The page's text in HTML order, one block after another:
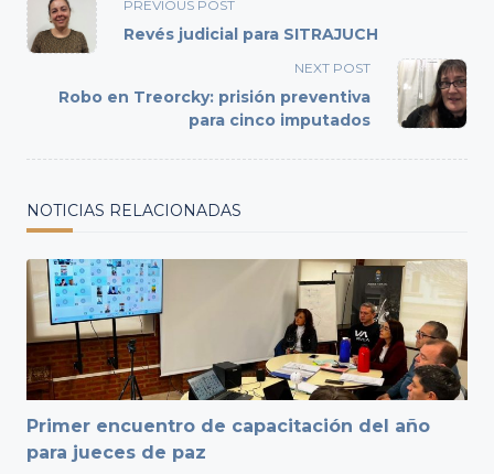
class="nav-
subtitle
reader-
text">Page</span>
PREVIOUS POST
Revés judicial para SITRAJUCH
NEXT POST
Robo en Treorcky: prisión preventiva
para cinco imputados
NOTICIAS RELACIONADAS
Primer encuentro de capacitación del año
para jueces de paz